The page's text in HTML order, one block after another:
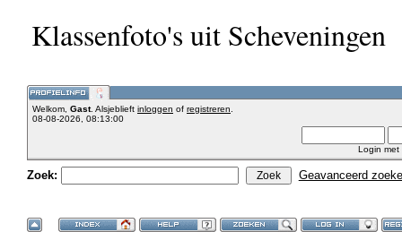
Klassenfoto's uit Scheveningen
Welkom, Gast. Alsjeblieft inloggen of registreren
08-08-2026, 08:13:00
Login met
Zoek: Geavanceerd